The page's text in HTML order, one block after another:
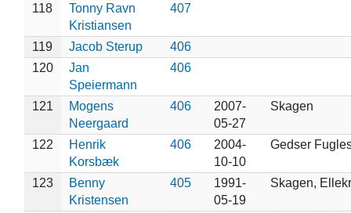
118
Tonny Ravn
Kristiansen
407
119 Jacob Sterup
406
120
Jan
Speiermann
406
121
Mogens
Neergaard
406
2007-
05-27
Skagen
122
Henrik
Korsbæk
406
2004-
10-10
Gedser
123
Benny
Kristensen
405
1991-
05-19
Skagen,